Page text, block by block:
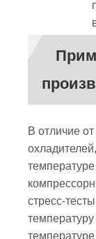
В отличие
стресс-